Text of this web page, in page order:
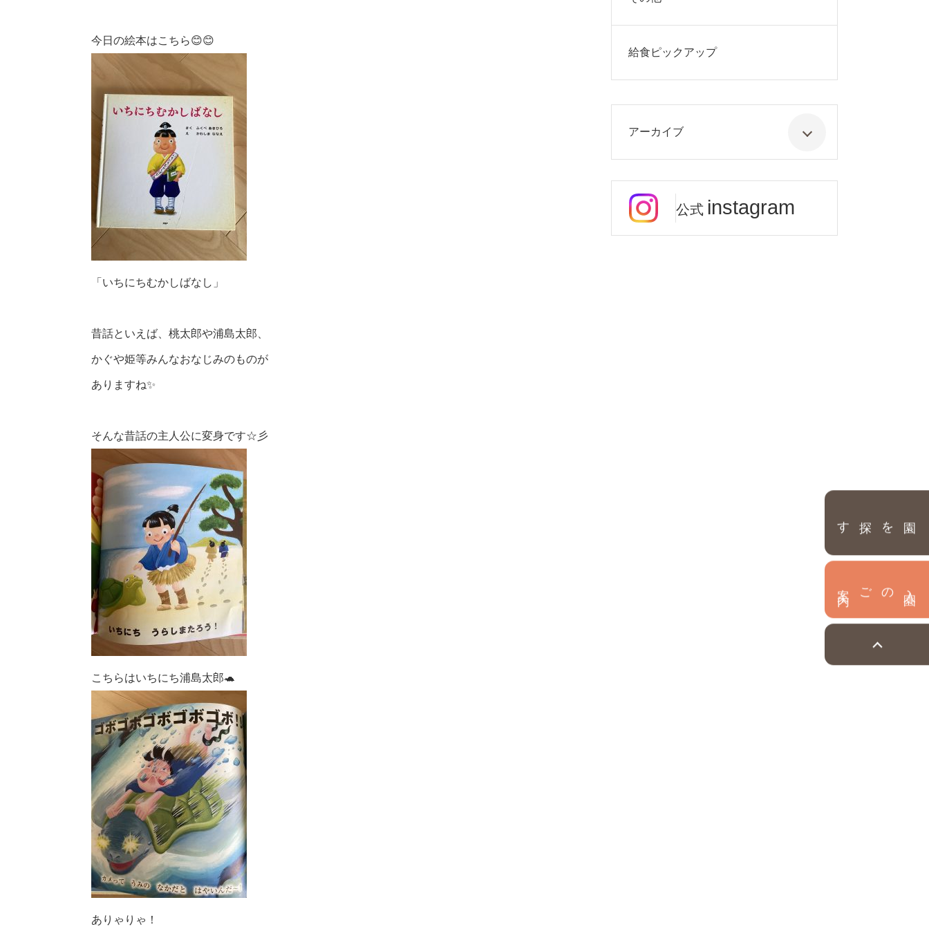
園を探す
今日の絵本はこちら😊😊
「いちにちむかしばなし」
昔話といえば、桃太郎や浦島太郎、
かぐや姫等みんなおなじみのものが
ありますね✨
そんな昔話の主人公に変身です☆彡
こちらはいちにち浦島太郎🐢
ありゃりゃ！
給食ピックアップ
アーカイブ
公式 instagram